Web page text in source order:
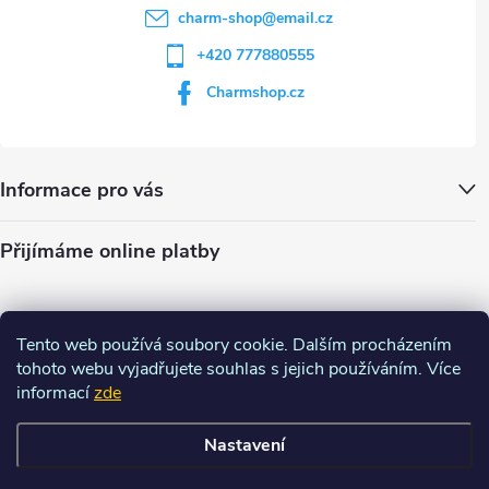
Tento web používá soubory cookie. Dalším procházením
tohoto webu vyjadřujete souhlas s jejich používáním. Více
informacízde
Nastavení
charm-shop@email.cz
+420 777880555
Charmshop.cz
Informace pro vás
Přijímáme online platby